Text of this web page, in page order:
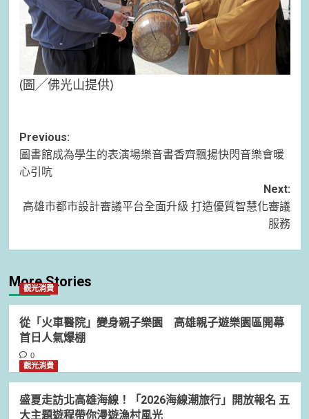
(圖╱佛光山提供)
Post
navigation
Previous:
圖書館成為學生的表演場樂音書香齊飄揚快閃音樂會暖
心引吭
Next:
高雄市都市設計審議平台全面升級 打造優質智慧化審議
服務
More Stories
觀光消費
從「火車醫院」變身親子樂園 高雄親子遊樂園區開幕
首日人氣爆棚
0
觀光消費
盛夏走訪北高雄海線！「2026海線潮旅行」開放報名 五
大主題遊程帶你漫遊漁村風光